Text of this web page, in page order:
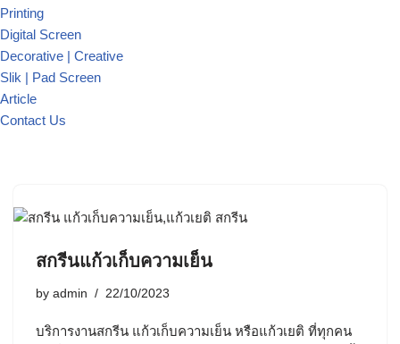
Printing
Digital Screen
Decorative | Creative
Slik | Pad Screen
Article
Contact Us
สกรีนแก้วเก็บความเย็น
by admin 22/10/2023
บริการงานสกรีน แก้วเก็บความเย็น หรือแก้วเยติ ที่ทุกคน